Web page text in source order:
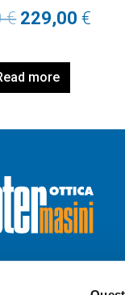
€ 229,00€
more